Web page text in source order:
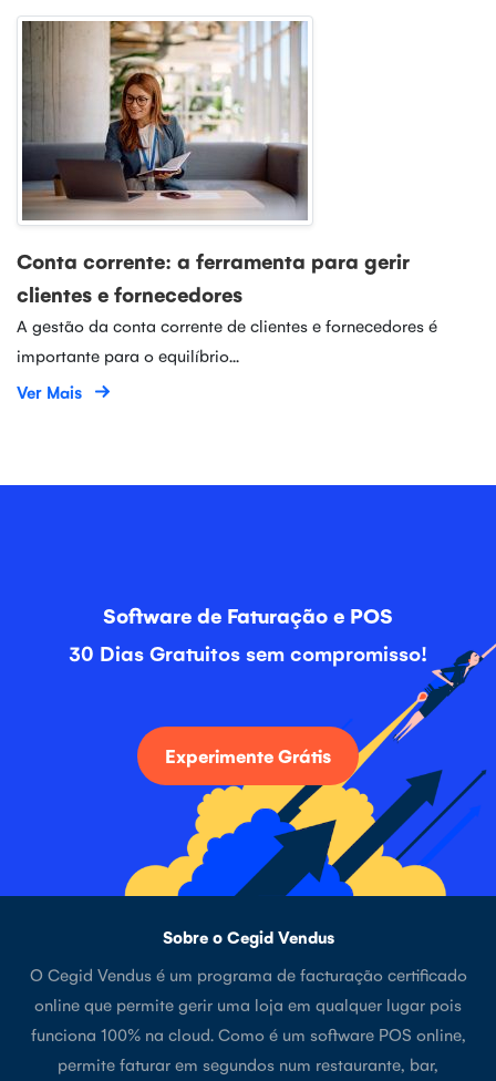
Conta corrente: a ferramenta para gerir
clientes e fornecedores
A gestão da conta corrente de clientes e fornecedores é
importante para o equilíbrio...
Ver Mais
Software de Faturação e POS
30 Dias Gratuitos sem compromisso!
Experimente Grátis
Sobre o Cegid Vendus
O Cegid Vendus é um programa de facturação certificado
online que permite gerir uma loja em qualquer lugar pois
funciona 100% na cloud. Como é um software POS online,
permite faturar em segundos num restaurante, bar,